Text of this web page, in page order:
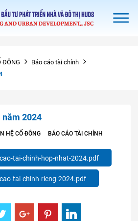
ĐÔNG
Báo cáo tài chính
năm 2024
HỆ CỔ ĐÔNG BÁO CÁO TÀI CHÍNH
tai-chinh-hop-nhat-2024.pdf
tai-chinh-rieng-2024.pdf